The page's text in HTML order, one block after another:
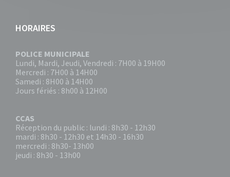
HORAIRES
POLICE MUNICIPALE
Lundi, Mardi, Jeudi, Vendredi : 7H00 à 19H00
Mercredi : 7H00 à 14H00
Samedi : 8H00 à 14H00
Jours fériés : 8h00 à 12H00
CCAS
Réception du public : lundi : 8h30 - 12h30
mardi : 8h30 - 12h30 et 14h30 - 16h30
mercredi : 8h30- 13h00
jeudi : 8h30 - 13h00